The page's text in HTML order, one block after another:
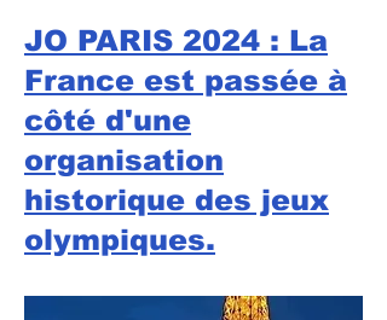
JO PARIS 2024 : La
France est passée à
côté d'une
organisation
historique des jeux
olympiques.